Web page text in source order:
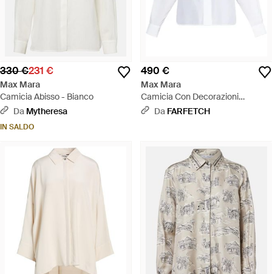
330 €231 €
Max Mara
Camicia Abisso - Bianco
Da Mytheresa
IN SALDO
490 €
Max Mara
Camicia Con Decorazioni
Sorprendenti - Bianco
Da FARFETCH